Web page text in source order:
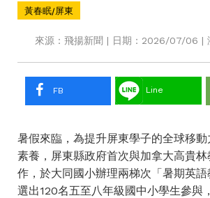
黃春眠/屏東
來源：飛揚新聞 | 日期：2026/07/06 |
FB Line
暑假來臨，為提升屏東學子的全球移
素養，屏東縣政府首次與加拿大高貴
作，於大同國小辦理兩梯次「暑期英
選出120名五至八年級國中小學生參與